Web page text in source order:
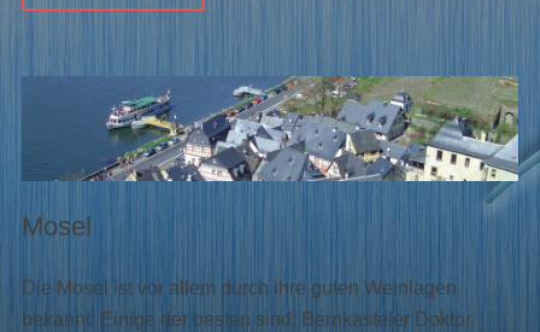
Mosel
Die Mosel ist vor allem durch ihre guten Weinlagen
bekannt. Einige der besten sind: Bernkasteler Doktor,